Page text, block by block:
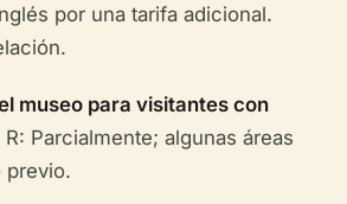
por una tarifa adicional.
museo para visitantes con
R: Parcialmente; algunas áreas
previo.